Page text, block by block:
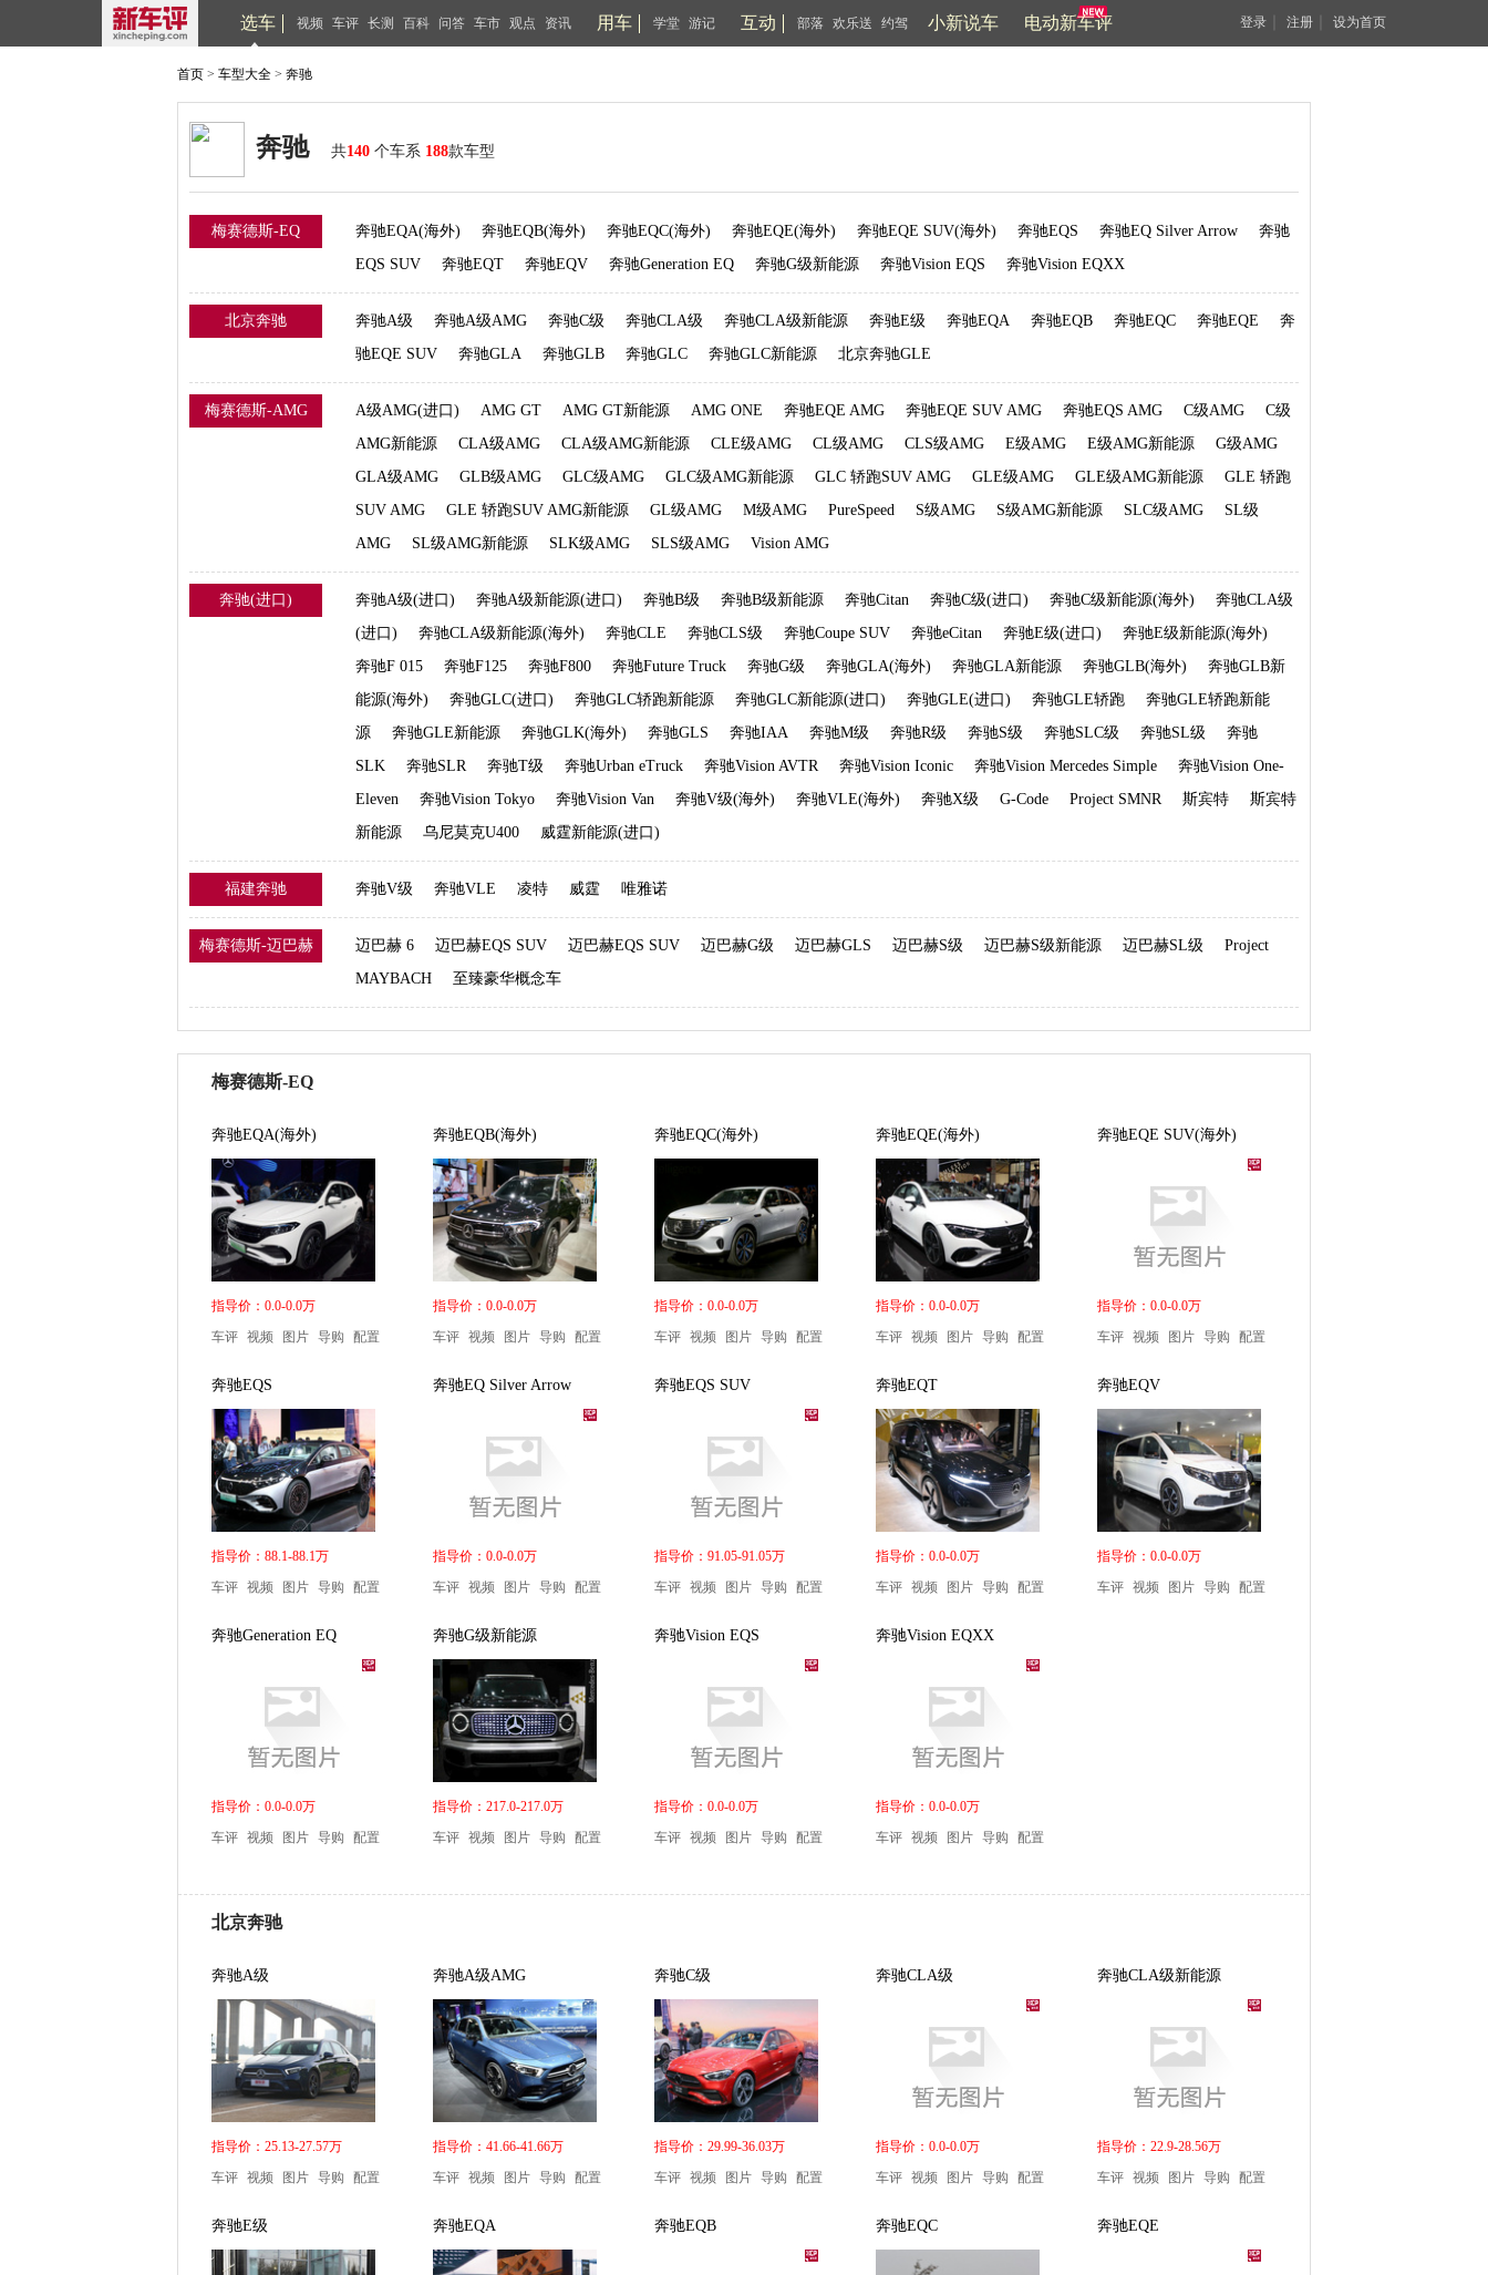
选车 视频 车评 长测 百科 问答 车市 观点 资讯 用车 学堂 游记 互动 部落 欢乐送 约驾 小新说车 电动新车评 登录 注册 设为首页
首页 > 车型大全 > 奔驰
奔驰 共140 个车系 188款车型
梅赛德斯-EQ 奔驰EQA(海外) 奔驰EQB(海外) 奔驰EQC(海外) 奔驰EQE(海外) 奔驰EQE SUV(海外) 奔驰EQS 奔驰EQ Silver Arrow
奔驰
EQS SUV
奔驰EQT 奔驰EQV 奔驰Generation EQ 奔驰G级新能源 奔驰Vision EQS 奔驰Vision EQXX
北京奔驰 奔驰A级 奔驰A级AMG 奔驰C级 奔驰CLA级 奔驰CLA级新能源 奔驰E级 奔驰EQA 奔驰EQB 奔驰EQC 奔驰EQE
奔
驰EQE SUV
奔驰GLA 奔驰GLB 奔驰GLC 奔驰GLC新能源 北京奔驰GLE
梅赛德斯-AMG A级AMG(进口) AMG GT AMG GT新能源 AMG ONE 奔驰EQE AMG 奔驰EQE SUV AMG 奔驰EQS AMG C级AMG
C级
AMG新能源
CLA级AMG CLA级AMG新能源 CLE级AMG CL级AMG CLS级AMG E级AMG E级AMG新能源
G级AMG
GLA级AMG
GLB级AMG GLC级AMG GLC级AMG新能源 GLC 轿跑SUV AMG GLE级AMG GLE级AMG新能源
GLE 轿跑
SUV AMG
GLE 轿跑SUV AMG新能源 GL级AMG M级AMG PureSpeed S级AMG S级AMG新能源 SLC级AMG
SL级
AMG
SL级AMG新能源 SLK级AMG SLS级AMG Vision AMG
奔驰(进口) 奔驰A级(进口) 奔驰A级新能源(进口) 奔驰B级 奔驰B级新能源 奔驰Citan 奔驰C级(进口) 奔驰C级新能源(海外)
奔驰CLA级
(进口)
奔驰CLA级新能源(海外) 奔驰CLE 奔驰CLS级 奔驰Coupe SUV 奔驰eCitan 奔驰E级(进口)
奔驰E级新能源(海外)
奔驰F 015
奔驰F125 奔驰F800 奔驰Future Truck 奔驰G级 奔驰GLA(海外) 奔驰GLA新能源 奔驰GLB(海外)
奔驰GLB新
能源(海外)
奔驰GLC(进口) 奔驰GLC轿跑新能源 奔驰GLC新能源(进口) 奔驰GLE(进口) 奔驰GLE轿跑
奔驰GLE轿跑新能
源
奔驰GLE新能源 奔驰GLK(海外) 奔驰GLS 奔驰IAA 奔驰M级 奔驰R级 奔驰S级 奔驰SLC级 奔驰SL级
奔驰
SLK
奔驰SLR 奔驰T级 奔驰Urban eTruck 奔驰Vision AVTR 奔驰Vision Iconic 奔驰Vision Mercedes Simple
奔驰Vision One-
Eleven
奔驰Vision Tokyo 奔驰Vision Van 奔驰V级(海外) 奔驰VLE(海外) 奔驰X级 G-Code Project SMNR 斯宾特
斯宾特
新能源
乌尼莫克U400 威霆新能源(进口)
福建奔驰 奔驰V级 奔驰VLE 凌特 威霆 唯雅诺
梅赛德斯-迈巴赫 迈巴赫 6 迈巴赫EQS SUV 迈巴赫EQS SUV 迈巴赫G级 迈巴赫GLS 迈巴赫S级 迈巴赫S级新能源 迈巴赫SL级
Project
MAYBACH
至臻豪华概念车
梅赛德斯-EQ
奔驰EQA(海外)
指导价：0.0-0.0万
车评 视频 图片 导购 配置
奔驰EQB(海外)
指导价：0.0-0.0万
车评 视频 图片 导购 配置
奔驰EQC(海外)
指导价：0.0-0.0万
车评 视频 图片 导购 配置
奔驰EQE(海外)
指导价：0.0-0.0万
车评 视频 图片 导购 配置
奔驰EQE SUV(海外)
指导价：0.0-0.0万
车评 视频 图片 导购 配置
奔驰EQS
指导价：88.1-88.1万
车评 视频 图片 导购 配置
奔驰EQ Silver Arrow
指导价：0.0-0.0万
车评 视频 图片 导购 配置
奔驰EQS SUV
指导价：91.05-91.05万
车评 视频 图片 导购 配置
奔驰EQT
指导价：0.0-0.0万
车评 视频 图片 导购 配置
奔驰EQV
指导价：0.0-0.0万
车评 视频 图片 导购 配置
奔驰Generation EQ
指导价：0.0-0.0万
车评 视频 图片 导购 配置
奔驰G级新能源
指导价：217.0-217.0万
车评 视频 图片 导购 配置
奔驰Vision EQS
指导价：0.0-0.0万
车评 视频 图片 导购 配置
奔驰Vision EQXX
指导价：0.0-0.0万
车评 视频 图片 导购 配置
北京奔驰
奔驰A级
指导价：25.13-27.57万
车评 视频 图片 导购 配置
奔驰A级AMG
指导价：41.66-41.66万
车评 视频 图片 导购 配置
奔驰C级
指导价：29.99-36.03万
车评 视频 图片 导购 配置
奔驰CLA级
指导价：0.0-0.0万
车评 视频 图片 导购 配置
奔驰CLA级新能源
指导价：22.9-28.56万
车评 视频 图片 导购 配置
奔驰E级 奔驰EQA 奔驰EQB 奔驰EQC 奔驰EQE